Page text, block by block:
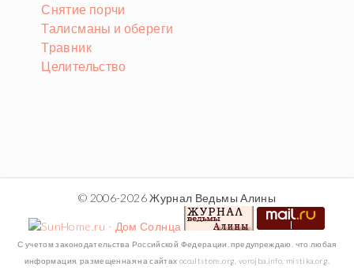
Снятие порчи
Талисманы и обереги
Травник
Целительство
© 2006-2026 Журнал Ведьмы Алины
С учетом законодательства Российской Федерации, предупреждаю, что любая
информация, размещенная на сайтах occultstore.org, vorojba.info, mistika.org,